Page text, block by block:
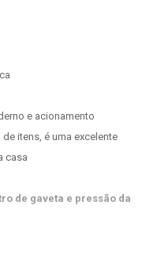
e acionamento
itens, é uma excelente
casa
de gaveta e pressão da